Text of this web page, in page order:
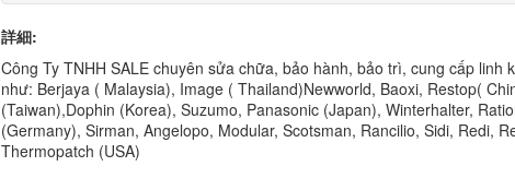
詳細:
Công Ty TNHH SALE chuyên sửa chữa, bảo hành, bảo trì, cung cấp linh
như: Berjaya ( Malaysia), Image ( Thailand)Newworld, Baoxi, Restop(
(Taiwan),Dophin (Korea), Suzumo, Panasonic (Japan), Winterhalter,
(Germany), Sirman, Angelopo, Modular, Scotsman, Rancilio, Sidi, Redi,
Thermopatch (USA)